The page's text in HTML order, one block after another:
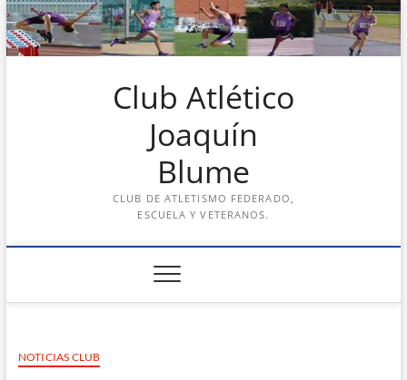
Saltar
al
contenido
Club Atlético
Joaquín
Blume
CLUB DE ATLETISMO FEDERADO,
ESCUELA Y VETERANOS.
NOTICIAS CLUB